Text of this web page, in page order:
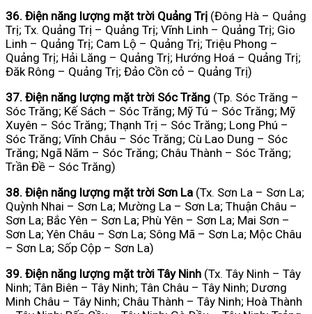
36. Điện năng lượng mặt trời Quảng Trị (Đông Hà – Quảng
Trị; Tx. Quảng Trị – Quảng Trị; Vĩnh Linh – Quảng Trị; Gio
Linh – Quảng Trị; Cam Lộ – Quảng Trị; Triệu Phong –
Quảng Trị; Hải Lăng – Quảng Trị; Hướng Hoá – Quảng Trị;
Đăk Rông – Quảng Trị; Đảo Cồn cỏ – Quảng Trị)
37. Điện năng lượng mặt trời Sóc Trăng (Tp. Sóc Trăng –
Sóc Trăng; Kế Sách – Sóc Trăng; Mỹ Tú – Sóc Trăng; Mỹ
Xuyên – Sóc Trăng; Thạnh Trị – Sóc Trăng; Long Phú –
Sóc Trăng; Vĩnh Châu – Sóc Trăng; Cù Lao Dung – Sóc
Trăng; Ngã Năm – Sóc Trăng; Châu Thành – Sóc Trăng;
Trần Đề – Sóc Trăng)
38. Điện năng lượng mặt trời Sơn La (Tx. Sơn La – Sơn La;
Quỳnh Nhai – Sơn La; Mường La – Sơn La; Thuận Châu –
Sơn La; Bắc Yên – Sơn La; Phù Yên – Sơn La; Mai Sơn –
Sơn La; Yên Châu – Sơn La; Sông Mã – Sơn La; Mộc Châu
– Sơn La; Sốp Cộp – Sơn La)
39. Điện năng lượng mặt trời Tây Ninh (Tx. Tây Ninh – Tây
Ninh; Tân Biên – Tây Ninh; Tân Châu – Tây Ninh; Dương
Minh Châu – Tây Ninh; Châu Thành – Tây Ninh; Hoà Thành